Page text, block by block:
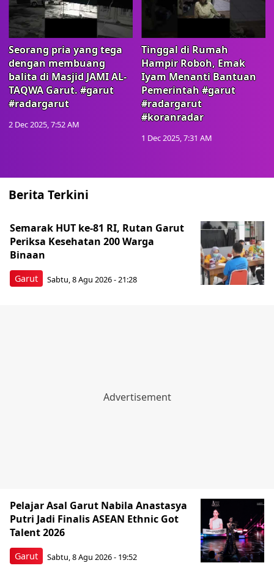
Seorang pria yang tega
dengan membuang
balita di Masjid JAMI AL-
TAQWA Garut. #garut
#radargarut
2 Dec 2025, 7:52 AM
Tinggal di Rumah
Hampir Roboh, Emak
Iyam Menanti Bantuan
Pemerintah #garut
#radargarut
#koranradar
1 Dec 2025, 7:31 AM
Berita Terkini
Garut
Semarak HUT ke-81 RI, Rutan Garut
Periksa Kesehatan 200 Warga
Binaan
Sabtu, 8 Agu 2026 - 21:28
Garut
Pelajar Asal Garut Nabila Anastasya
Putri Jadi Finalis ASEAN Ethnic Got
Talent 2026
Sabtu, 8 Agu 2026 - 19:52